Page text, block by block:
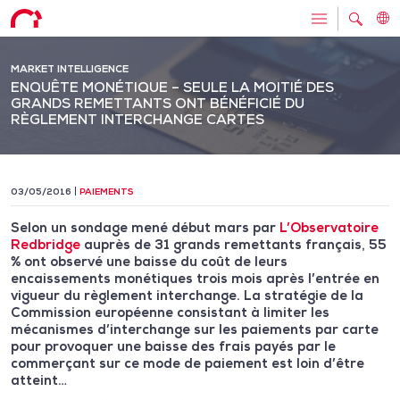
MARKET INTELLIGENCE
ENQUÊTE MONÉTIQUE – SEULE LA MOITIÉ DES
GRANDS REMETTANTS ONT BÉNÉFICIÉ DU
RÈGLEMENT INTERCHANGE CARTES
03/05/2016 PAIEMENTS
Selon un sondage mené début mars par L’Observatoire
Redbridge auprès de 31 grands remettants français, 55
% ont observé une baisse du coût de leurs
encaissements monétiques trois mois après l’entrée en
vigueur du règlement interchange. La stratégie de la
Commission européenne consistant à limiter les
mécanismes d’interchange sur les paiements par carte
pour provoquer une baisse des frais payés par le
commerçant sur ce mode de paiement est loin d’être
atteint…